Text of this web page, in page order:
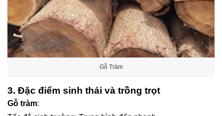
Gỗ Tràm
3. Đặc điểm sinh thái và trồng trọt
Gỗ tràm: